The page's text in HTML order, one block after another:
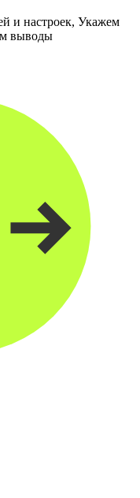
и настроек, Укажем
выводы